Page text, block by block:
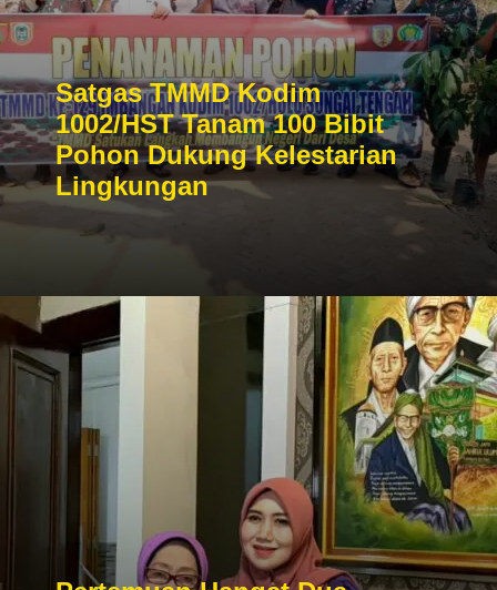
Satgas TMMD Kodim
1002/HST Tanam 100 Bibit
Pohon Dukung Kelestarian
Lingkungan